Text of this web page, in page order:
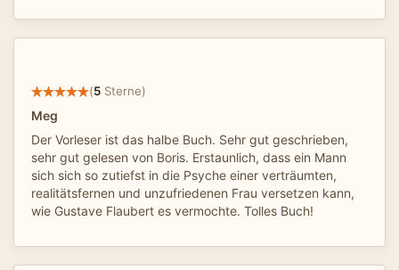
(5 Sterne)
Meg
Der Vorleser ist das halbe Buch. Sehr gut geschrieben,
sehr gut gelesen von Boris. Erstaunlich, dass ein Mann
sich sich so zutiefst in die Psyche einer verträumten,
realitätsfernen und unzufriedenen Frau versetzen kann,
wie Gustave Flaubert es vermochte. Tolles Buch!